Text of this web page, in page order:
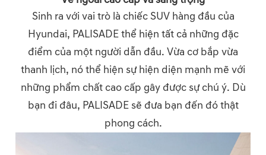
Sinh ra với vai trò là chiếc SUV hàng đầu của
Hyundai, PALISADE thể hiện tất cả những đặc
điểm của một người dẫn đầu. Vừa cơ bắp vừa
thanh lịch, nó thể hiện sự hiện diện mạnh mẽ với
những phẩm chất cao cấp gây được sự chú ý. Dù
bạn đi đâu, PALISADE sẽ đưa bạn đến đó thật
phong cách.